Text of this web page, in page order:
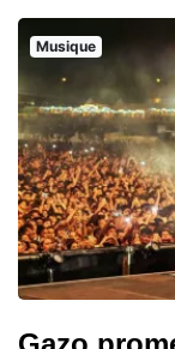
Musique